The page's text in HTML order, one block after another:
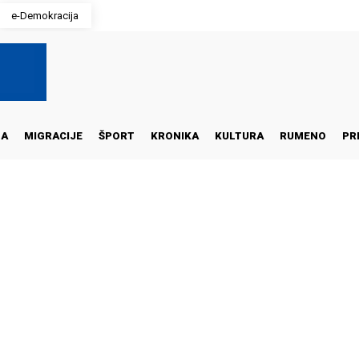
e-Demokracija
MIGRACIJE ŠPORT KRONIKA KULTURA RUMENO